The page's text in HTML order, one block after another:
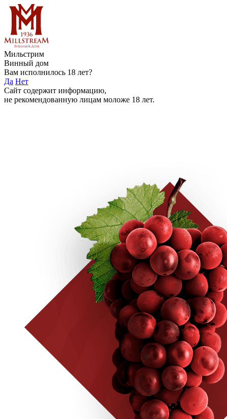
Мильстрим
Винный дом
Вам исполнилось 18 лет?
Да Нет
Сайт содержит информацию,
не рекомендованную лицам моложе 18 лет.